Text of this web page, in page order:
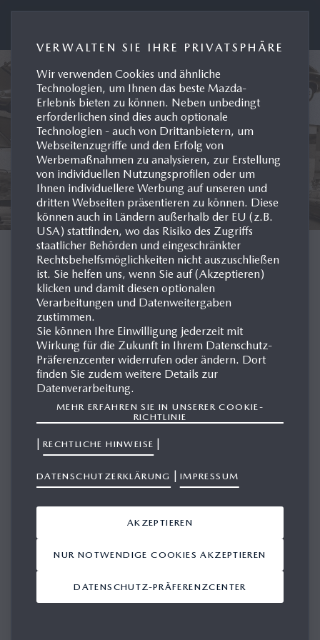
MODELL-HISTORIE
DEUTSCHLAND
MAZDA RX-7
VERWALTEN SIE IHRE PRIVATSPHÄRE
Wir verwenden Cookies und ähnliche
Technologien, um Ihnen das beste Mazda-
Erlebnis bieten zu können. Neben unbedingt
erforderlichen sind dies auch optionale
Technologien - auch von Drittanbietern, um
Webseitenzugriffe und den Erfolg von
Werbemaßnahmen zu analysieren, zur Erstellung
von individuellen Nutzungsprofilen oder um
Ihnen individuellere Werbung auf unseren und
dritten Webseiten präsentieren zu können. Diese
können auch in Ländern außerhalb der EU (z.B.
USA) stattfinden, wo das Risiko des Zugriffs
staatlicher Behörden und eingeschränkter
Rechtsbehelfsmöglichkeiten nicht auszuschließen
ist. Sie helfen uns, wenn Sie auf (Akzeptieren)
klicken und damit diesen optionalen
Verarbeitungen und Datenweitergaben
zustimmen.
Sie können Ihre Einwilligung jederzeit mit
Wirkung für die Zukunft in Ihrem Datenschutz-
Präferenzcenter widerrufen oder ändern. Dort
finden Sie zudem weitere Details zur
Datenverarbeitung.
MEHR ERFAHREN SIE IN UNSERER COOKIE-
RICHTLINIE
| RECHTLICHE HINWEISE |
DATENSCHUTZERKLÄRUNG | IMPRESSUM
DATENSCHUTZ-PRÄFERENZCENTER
NUR NOTWENDIGE COOKIES AKZEPTIEREN
AKZEPTIEREN